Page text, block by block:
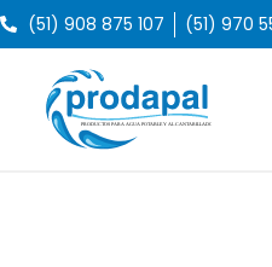
(51) 908 875 107 (51) 970